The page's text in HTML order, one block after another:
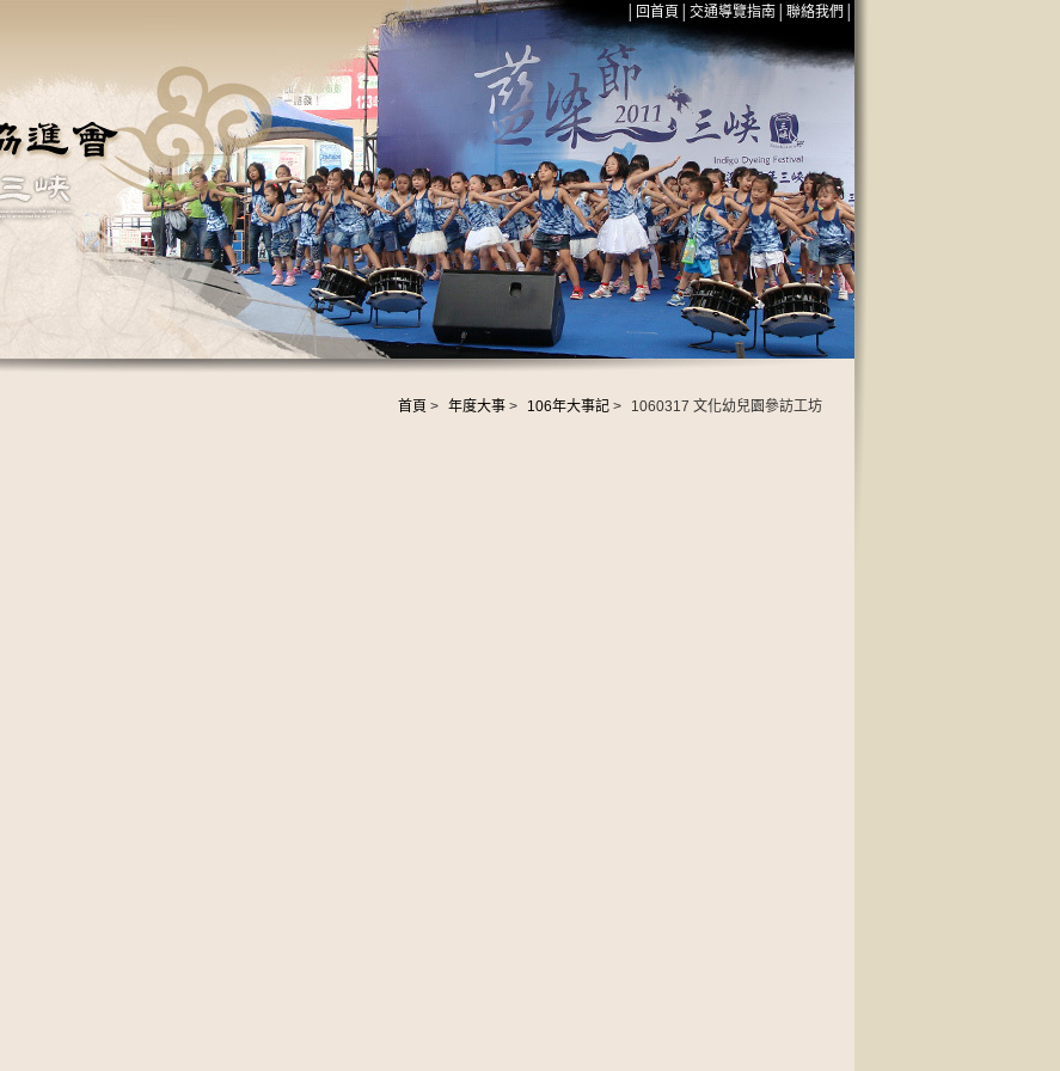
回首頁 交通導覽指南 聯絡我們
首頁 > 年度大事 > 106年大事記 > 1060317 文化幼兒園參訪工坊